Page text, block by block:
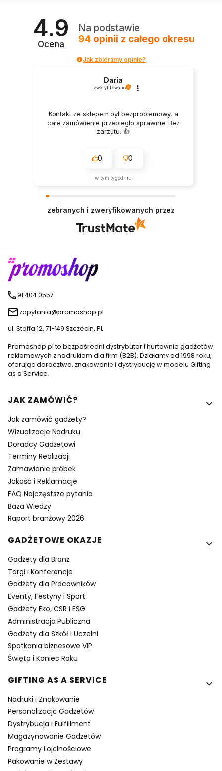
4.9
Ocena
Na podstawie
94 opinii z całego okresu
Jak zbieramy opinie?
Daria
zweryfikowano
Kontakt ze sklepem był bezproblemowy, a
całe zamówienie przebiegło sprawnie. Bez
zarzutu. 👍️
0 0
w tym tygodniu
zebranych i zweryfikowanych przez
91 404 0557
zapytania@promoshop.pl
ul. Staffa 12, 71-149 Szczecin, PL
Promoshop.pl to bezpośredni dystrybutor i hurtownia gadżetów
reklamowych z nadrukiem dla firm (B2B). Działamy od 1998 roku,
oferując doradztwo, znakowanie i dystrybucję w modelu Gifting
as a Service.
Linki w stopce
JAK ZAMÓWIĆ?
Jak zamówić gadżety?
Wizualizacje Nadruku
Doradcy Gadżetowi
Terminy Realizacji
Zamawianie próbek
Jakość i Reklamacje
FAQ Najczęstsze pytania
Baza Wiedzy
Raport branżowy 2026
GADŻETOWE OKAZJE
Gadżety dla Branż
Targi i Konferencje
Gadżety dla Pracowników
Eventy, Festyny i Sport
Gadżety Eko, CSR i ESG
Administracja Publiczna
Gadżety dla Szkół i Uczelni
Spotkania biznesowe VIP
Święta i Koniec Roku
GIFTING AS A SERVICE
Nadruki i Znakowanie
Personalizacja Gadżetów
Dystrybucja i Fulfillment
Magazynowanie Gadżetów
Programy Lojalnościowe
Pakowanie w Zestawy